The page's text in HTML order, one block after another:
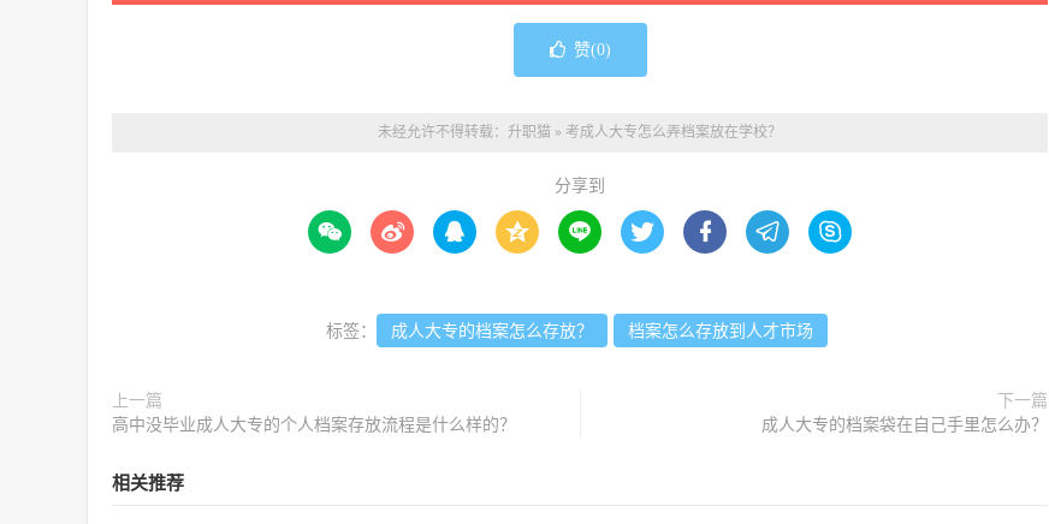
赞(0)
未经允许不得转载： 升职猫 » 考成人大专怎么弄档案放在学校？
分享到
        
标签： 成人大专的档案怎么存放？ 档案怎么存放到人才市场
上一篇
高中没毕业成人大专的个人档案存放流程是什么样的？
下一篇
成人大专的档案袋在自己手里怎么办？
相关推荐